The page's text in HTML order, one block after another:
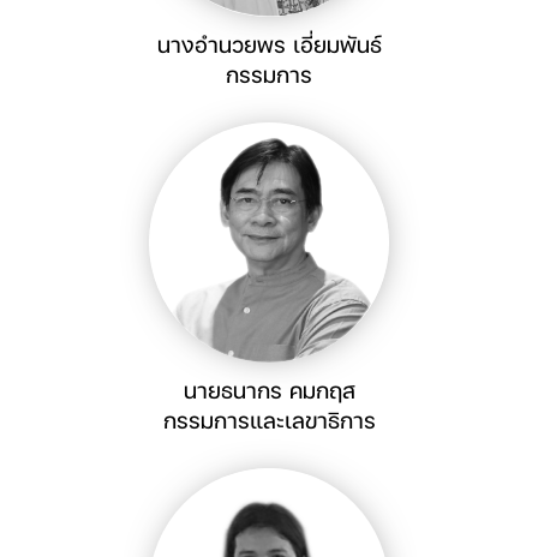
นางอำนวยพร เอี่ยมพันธ์
กรรมการ
นายธนากร คมกฤส
กรรมการและเลขาธิการ